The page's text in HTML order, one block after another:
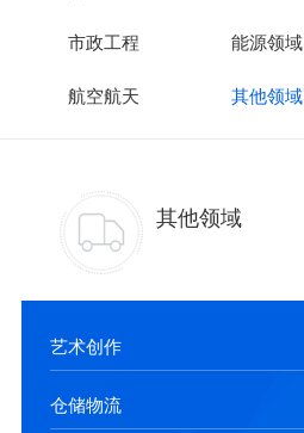
市政工程 能源领域
航空航天 其他领域
其他领域
艺术创作
仓储物流